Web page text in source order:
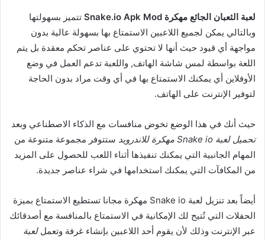
لعبة الثعبان الجائع مهكرة Snake.io Apk Mod
تتميز بسهولتها
وبالتالي يمكن لجميع اللاعبين الاستمتاع بها بسهولة عالية بدون
مواجهة أي قيود حيث أنها لا تحتوي على عناصر تحكم معقدة بل يتم
اللعة بواسطة لمس شاشة الهاتف, واللعبة تدعم العمل في وضع
الأوفلاين أي يمكنك الاستمتاع بها في أي وقت مراد بدون الحاجة
لتوفير الإنترنت على الهاتف.
حيث أنك في هذا الوضع تخوض منافسات مع الذكاء الاصطناعي وبعد
تحميل لعبة Snake io مهكرة للاندرويد
ستتوفر مجموعة متنوعة من
المهام الجانبية التي يمكنك تنفيذها أثناء اللعب للحصول على المزيد
من المكافآت التي يمكنك استخدامها في شراء عناصر جديدة.
أيضاً بعد تنزيل لعبة Snake io مهكرة مجانا تستطيع الاستمتاع بميزة
الحفلات التي تُتيح لك الإمكانية في الاستمتاع بالمنافسة مع أصدقائك
عبر الإنترنت وذلك لأن يقوم أحد اللاعبين بإنشاء غرفة وتعمللعبة